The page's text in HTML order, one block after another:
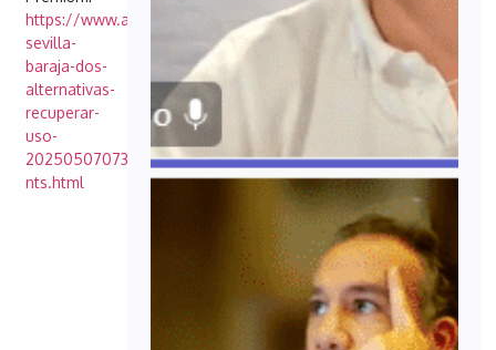
https://www.abc.es/sevilla/ciudad/ayuntamiento-
sevilla-
baraja-dos-
alternativas-
recuperar-
uso-
20250507073111-
nts.html